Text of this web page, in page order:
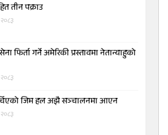
तीन पक्राउ
फिर्ता गर्ने अमेरिकी प्रस्तावमा नेतान्याहुको
जिम हल अझै सञ्चालनमा आएन